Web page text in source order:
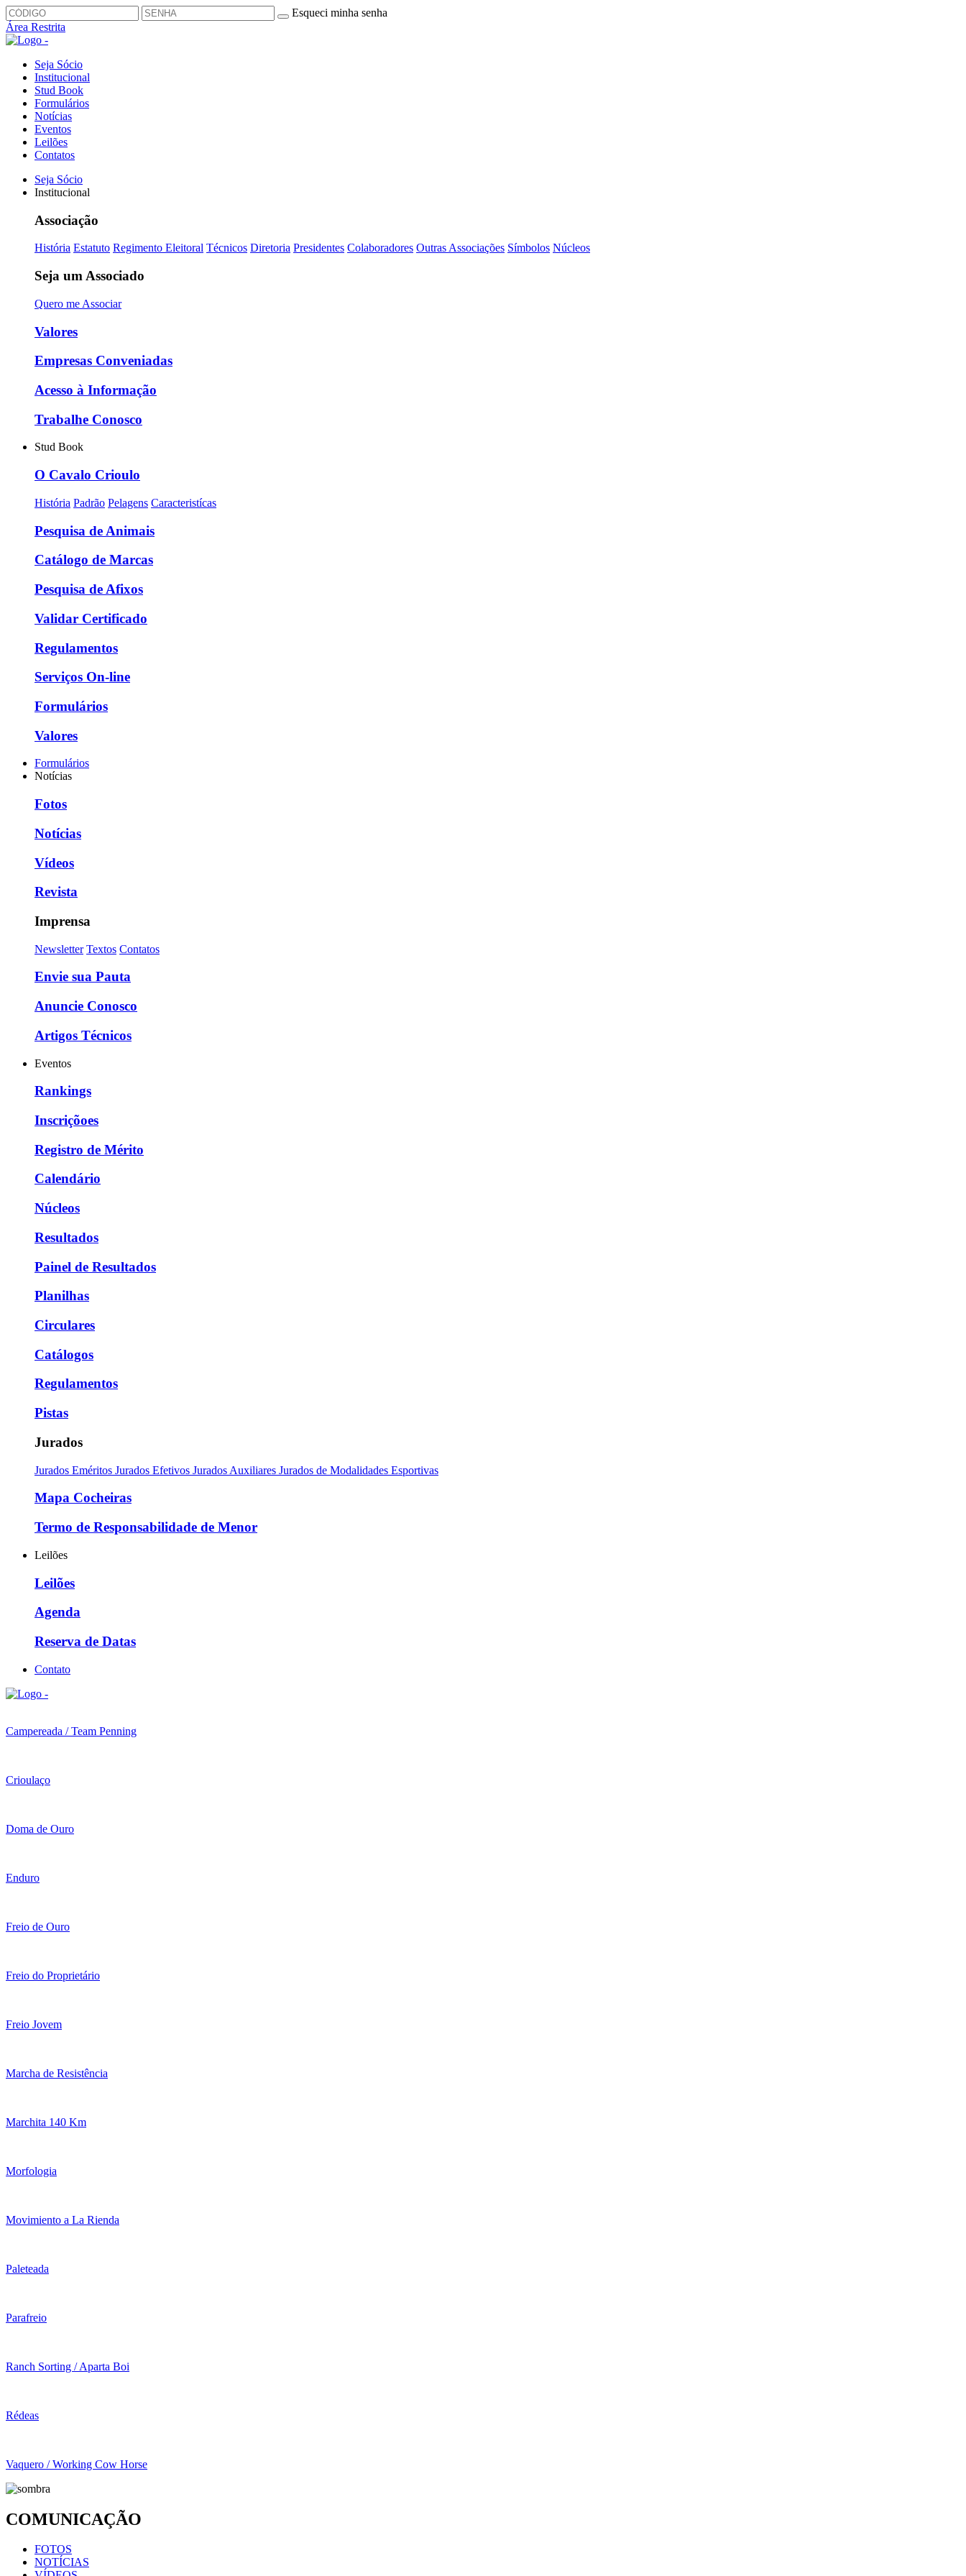
Esqueci minha senha
Área Restrita
Seja Sócio
Institucional
Stud Book
Formulários
Notícias
Eventos
Leilões
Contatos
Seja Sócio
Institucional
Associação
História Estatuto Regimento Eleitoral Técnicos Diretoria Presidentes Colaboradores Outras Associações Símbolos Núcleos
Seja um Associado
Quero me Associar
Valores
Empresas Conveniadas
Acesso à Informação
Trabalhe Conosco
Stud Book
O Cavalo Crioulo
História Padrão Pelagens Caracteristícas
Pesquisa de Animais
Catálogo de Marcas
Pesquisa de Afixos
Validar Certificado
Regulamentos
Serviços On-line
Formulários
Valores
Formulários
Notícias
Fotos
Notícias
Vídeos
Revista
Imprensa
Newsletter Textos Contatos
Envie sua Pauta
Anuncie Conosco
Artigos Técnicos
Eventos
Rankings
Inscriçõoes
Registro de Mérito
Calendário
Núcleos
Resultados
Painel de Resultados
Planilhas
Circulares
Catálogos
Regulamentos
Pistas
Jurados
Jurados Eméritos Jurados Efetivos Jurados Auxiliares Jurados de Modalidades Esportivas
Mapa Cocheiras
Termo de Responsabilidade de Menor
Leilões
Leilões
Agenda
Reserva de Datas
Contato
Campereada / Team Penning
Crioulaço
Doma de Ouro
Enduro
Freio de Ouro
Freio do Proprietário
Freio Jovem
Marcha de Resistência
Marchita 140 Km
Morfologia
Movimiento a La Rienda
Paleteada
Parafreio
Ranch Sorting / Aparta Boi
Rédeas
Vaquero / Working Cow Horse
COMUNICAÇÃO
FOTOS
NOTÍCIAS